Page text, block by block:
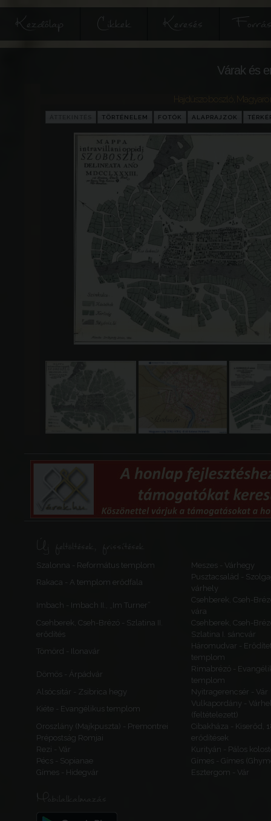
Kezdőlap Cikkek Keresés
Várak és
Hajdúszoboszló
TÖRTÉNELEM FOTÓK ALAPRAJZOK
Új feltöltések, frissítések
Szalonna - Református templom
Meszes - Várhegy
Rakaca - A templom erődfala
Pusztacsalád -
várhely
Imbach - Imbach II., „Im Turner”
Csehberek, Cseh-
vára
Csehberek, Cseh-Brézó - Szlatina II.
erődítés
Csehberek, Cseh-
Szlatina I. sáncvár
Tömörd - Ilonavár
Háromudvar -
templom
Dömös - Árpádvár
Rimabrézó -
templom
Alsócsitár - Zsibrica hegy
Nyitragerencsér - Vár
Kiéte - Evangélikus templom
Vulkapordány -
(feltételezett)
Oroszlány (Majkpuszta) - Premontrei
Prépostság Romjai
Cibakháza - Kiserőd,
erődítések
Rezi - Vár
Kurityán - Pálos
Pécs - Sopianae
Gímes - Gímes
Gímes - Hidegvár
Esztergom - Vár
Mobilalkalmazás